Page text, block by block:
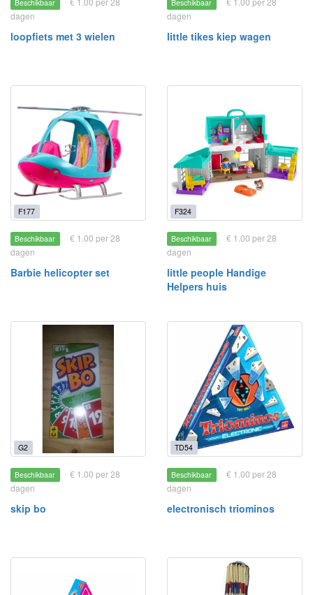
Beschikbaar
dagen
loopfiets met 3 wielen
Beschikbaar
dagen
little tikes kiep wagen
F177
Beschikbaar
€ 1.00 per 28
dagen
Barbie helicopter set
F324
Beschikbaar
€ 1.00 per 28
dagen
little people Handige
Helpers huis
G2
Beschikbaar
€ 1.00 per 28
dagen
skip bo
TD54
Beschikbaar
€ 1.00 per 28
dagen
electronisch triominos